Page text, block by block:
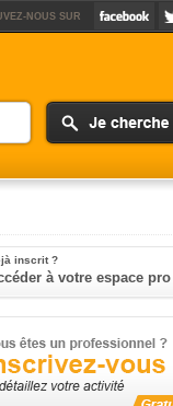
NOUS SUR
inscrit ?
à votre espace pro